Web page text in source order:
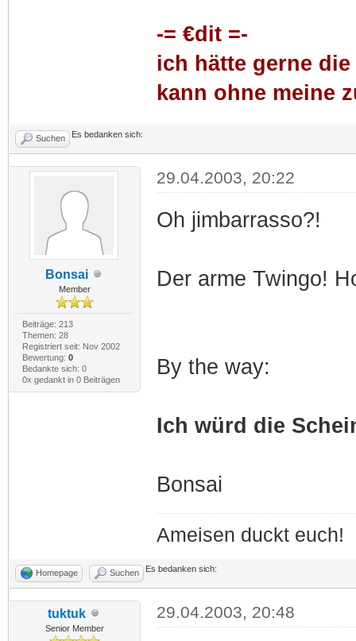
-= €dit =-
ich hätte gerne
kann ohne meine
Suchen Es bedanken sich:
Bonsai
Member
Beiträge: 213
Themen: 28
Registriert seit: Nov 2002
Bewertung: 0
Bedankte sich: 0
0x gedankt in 0 Beiträgen
29.04.2003, 20:22
Oh jimbarrasso?!
Der arme Twingo!
By the way:
Ich würd die
Bonsai
Ameisen duckt euch!
Homepage Suchen Es bedanken sich:
tuktuk
Senior Member
29.04.2003, 20:48